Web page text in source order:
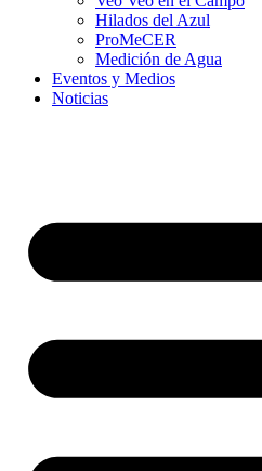
Hilados del Azul
ProMeCER
Medición de Agua
Eventos y Medios
Noticias